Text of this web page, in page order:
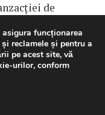
de
în infrastructura
o nouă
funcționarea
reclamele și pentru a
pe acest site, vă
urilor, conform